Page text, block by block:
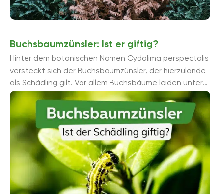
Buchsbaumzünsler: Ist er giftig?
Hinter dem botanischen Namen Cydalima perspectalis
versteckt sich der Buchsbaumzünsler, der hierzulande
als Schädling gilt. Vor allem Buchsbäume leiden unter
ihm, die die Raupenart mitunter vollständig ...